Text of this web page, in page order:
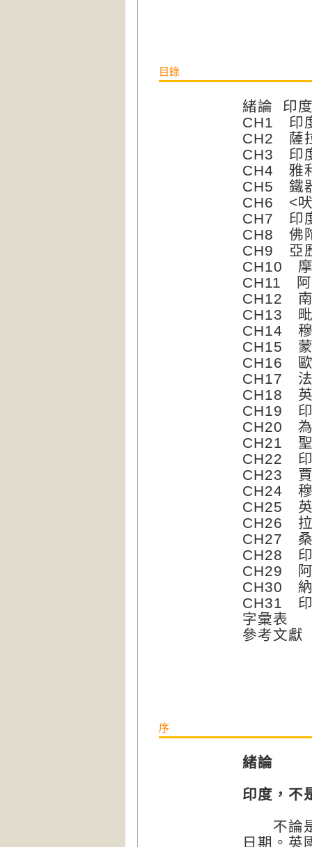
目錄
緒論 印
CH1 印
CH2 薩
CH3 印
CH4 雅
CH5 鐵
CH6 <
CH7 印
CH8 佛
CH9 亞
CH10 摩
CH11 阿
CH12 南
CH13 毗
CH14 穆
CH15 蒙
CH16 歐
CH17 法
CH18 英
CH19 印
CH20 為
CH21 聖
CH22 印
CH23 賈
CH24 穆
CH25 英
CH26 拉
CH27 桑
CH28 印
CH29 阿
CH30 納
CH31 印
字彙表
參考文獻
序
緒論
印度，不
不論是
日期。英